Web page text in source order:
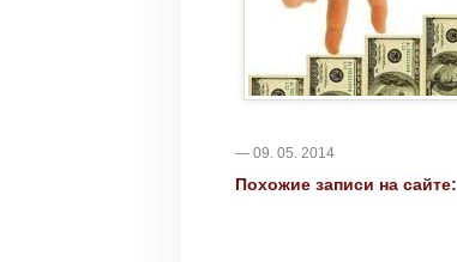
— 09. 05. 2014
Похожие записи на сайте: